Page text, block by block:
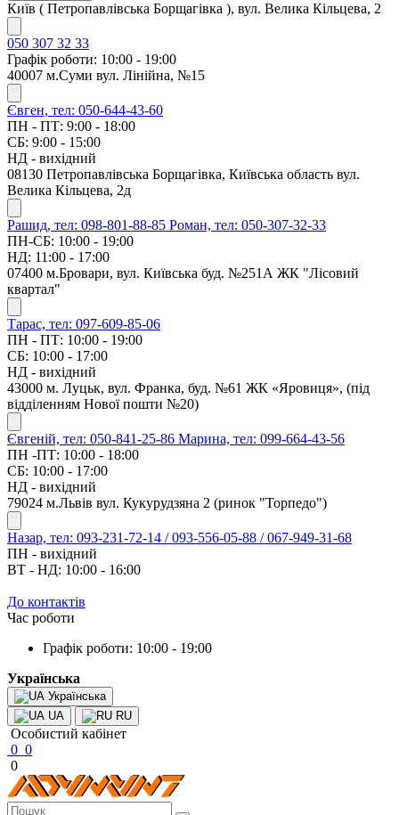
Київ ( Петропавлівська Борщагівка ), вул. Велика Кільцева, 2
050 307 32 33
Графік роботи: 10:00 - 19:00
40007 м.Суми вул. Лінійна, №15
Євген, тел: 050-644-43-60
ПН - ПТ: 9:00 - 18:00
СБ: 9:00 - 15:00
НД - вихідний
08130 Петропавлівська Борщагівка, Київська область вул.
Велика Кільцева, 2д
Рашид, тел: 098-801-88-85 Роман, тел: 050-307-32-33
ПН-СБ: 10:00 - 19:00
НД: 11:00 - 17:00
07400 м.Бровари, вул. Київська буд. №251А ЖК "Лісовий
квартал"
Тарас, тел: 097-609-85-06
ПН - ПТ: 10:00 - 19:00
СБ: 10:00 - 17:00
НД - вихідний
43000 м. Луцьк, вул. Франка, буд. №61 ЖК «Яровиця», (під
відділенням Нової пошти №20)
Євгеній, тел: 050-841-25-86 Марина, тел: 099-664-43-56
ПН -ПТ: 10:00 - 18:00
СБ: 10:00 - 17:00
НД - вихідний
79024 м.Львів вул. Кукурудзяна 2 (ринок "Торпедо")
Назар, тел: 093-231-72-14 / 093-556-05-88 / 067-949-31-68
ПН - вихідний
ВТ - НД: 10:00 - 16:00
До контактів
Час роботи
Графік роботи: 10:00 - 19:00
Українська
Українська
UA
RU
Особистий кабінет
0 0
0